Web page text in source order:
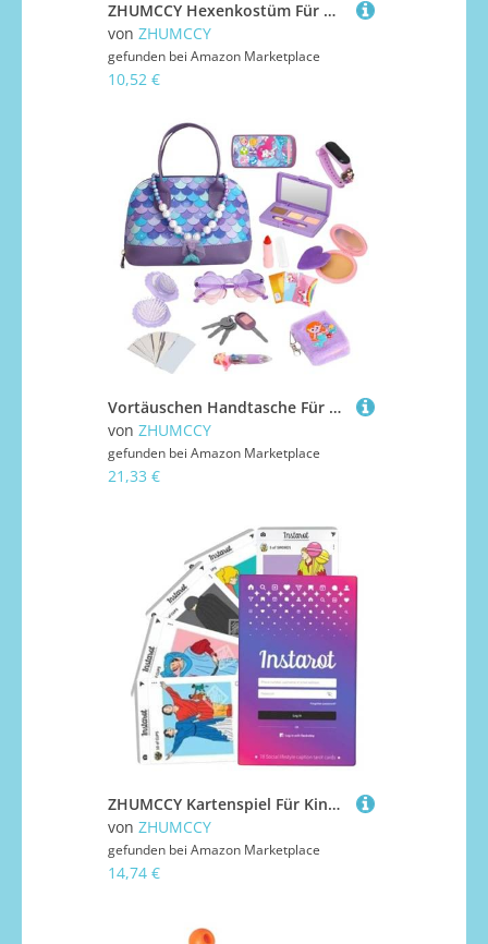
ZHUMCCY Hexenkostüm Für Mädchen | Mädchen Halloween Rock Cosplay Set,Spinnennetz-Hexenoutfit Für Schule, Karneval & Theater
von ZHUMCCY
gefunden bei Amazon Marketplace
10,52 €
Vortäuschen Handtasche Für Kleine Mädchen, Kinder Mädchen Handtasche Mit Zubehör Kinder Rollenspielspielzeug Für Festivals, Geburtstage, Weihnachten
von ZHUMCCY
gefunden bei Amazon Marketplace
21,33 €
ZHUMCCY Kartenspiel Für Kinder | Interaktives Brett Und Kartenspiel | 83 Blätter Mehrspieler Spaß Künstlerisches Geselligkeitsspiel Für Familienabend Gesellschaftsaktivität Zuhause Mädchen Anfänger
von ZHUMCCY
gefunden bei Amazon Marketplace
14,74 €